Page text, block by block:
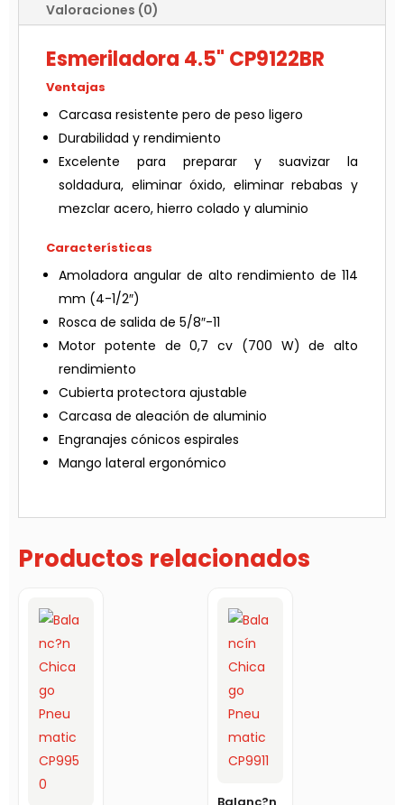
Valoraciones (0)
Esmeriladora 4.5" CP9122BR
Ventajas
Carcasa resistente pero de peso ligero
Durabilidad y rendimiento
Excelente para preparar y suavizar la
soldadura, eliminar óxido, eliminar rebabas y
mezclar acero, hierro colado y aluminio
Características
Amoladora angular de alto rendimiento de 114
mm (4-1/2″)
Rosca de salida de 5/8″-11
Motor potente de 0,7 cv (700 W) de alto
rendimiento
Cubierta protectora ajustable
Carcasa de aleación de aluminio
Engranajes cónicos espirales
Mango lateral ergonómico
Productos relacionados